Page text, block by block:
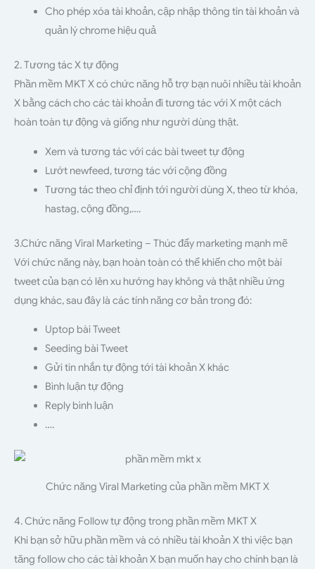
Cho phép xóa tài khoản, cập nhập thông tin tài khoản và
quản lý chrome hiệu quả
2. Tương tác X tự động
Phần mềm MKT X có chức năng hỗ trợ bạn nuôi nhiều tài khoản
X bằng cách cho các tài khoản đi tương tác với X một cách
hoàn toàn tự động và giống như người dùng thật.
Xem và tương tác với các bài tweet tự động
Lướt newfeed, tương tác với cộng đồng
Tương tác theo chỉ định tới người dùng X, theo từ khóa,
hastag, cộng đồng,….
3.Chức năng Viral Marketing – Thúc đẩy marketing mạnh mẽ
Với chức năng này, bạn hoàn toàn có thể khiến cho một bài
tweet của bạn có lên xu hướng hay không và thật nhiều ứng
dụng khác, sau đây là các tính năng cơ bản trong đó:
Uptop bài Tweet
Seeding bài Tweet
Gửi tin nhắn tự động tới tài khoản X khác
Bình luận tự động
Reply bình luận
….
Chức năng Viral Marketing của phần mềm MKT X
4. Chức năng Follow tự động trong phần mềm MKT X
Khi bạn sở hữu phần mềm và có nhiều tài khoản X thì việc bạn
tăng follow cho các tài khoản X bạn muốn hay cho chính bạn là